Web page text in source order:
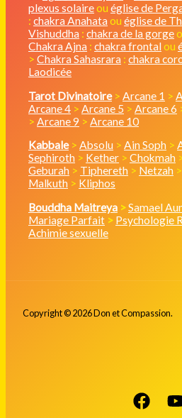
plexus solaireou église de
: chakra Anahata ou église de
Vishuddha : chakra de la gorge
Chakra Ajna : chakra frontalou
> Chakra Sahasrara : chakra
Laodicée
Tarot Divinatoire > Arcane 1 >
Arcane 4 > Arcane 5 > Arcane 6
> Arcane 9 > Arcane 10
Kabbale> Absolu > Ain Soph >
Sephiroth > Kether > Chokmah
Geburah > Tiphereth > Netzah >
Malkuth > Kliphos
Bouddha Maitreya >Samael
Mariage Parfait > Psychologie
Achimie sexuelle
Copyright © 2026 Don et Compassion.